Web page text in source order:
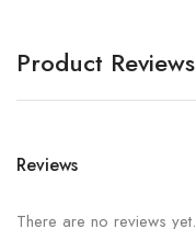
Product Reviews
Reviews
There are no reviews yet.